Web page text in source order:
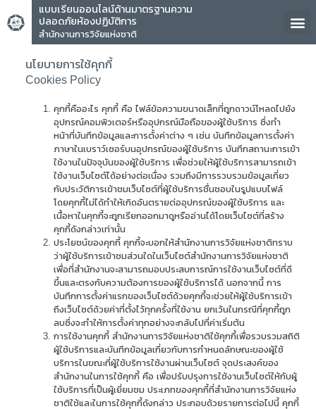
แบบเรียนออนไลน์ด้านมาตรฐานความ
ปลอดภัยห้องปฏิบัติการ
สำนักงานการวิจัยแห่งชาติ
นโยบายการใช้คุกกี้
Cookies Policy
คุกกี้คืออะไร คุกกี้ คือ ไฟล์ข้อความขนาดเล็กที่ถูกดาวน์โหลดไปยัง
อุปกรณ์คอมพิวเตอร์หรืออุปกรณ์มือถือของผู้ใช้บริการ ซึ่งทำ
หน้าที่บันทึกข้อมูลและการตั้งค่าต่าง ๆ เช่น บันทึกข้อมูลการตั้งค่า
ภาษาในเบราว์เซอร์บนอุปกรณ์ของผู้ใช้บริการ บันทึกสถานะการเข้า
ใช้งานในปัจจุบันของผู้ใช้บริการ เพื่อช่วยให้ผู้ใช้บริการสามารถเข้า
ใช้งานเว็บไซต์ได้อย่างต่อเนื่อง รวมถึงมีการรวบรวมข้อมูลเกี่ยว
กับประวัติการเข้าชมเว็บไซต์ที่ผู้ใช้บริการชื่นชอบในรูปแบบไฟล์
โดยคุกกี้ไม่ได้ทำให้เกิดอันตรายต่ออุปกรณ์ของผู้ใช้บริการ และ
เนื้อหาในคุกกี้จะถูกเรียกออกมาดูหรืออ่านได้โดยเว็บไซต์ที่สร้าง
คุกกี้ดังกล่าวเท่านั้น
ประโยชน์ของคุกกี้ คุกกี้จะบอกให้สำนักงานการวิจัยแห่งชาติทราบ
ว่าผู้ใช้บริการเข้าชมส่วนใดในเว็บไซต์สำนักงานการวิจัยแห่งชาติ
เพื่อที่สำนักงานจะสามารถมอบประสบการณ์การใช้งานเว็บไซต์ที่ดี
ขึ้นและตรงกับความต้องการของผู้ใช้บริการได้ นอกจากนี้ การ
บันทึกการตั้งค่าแรกของเว็บไซต์ด้วยคุกกี้จะช่วยให้ผู้ใช้บริการเข้า
ถึงเว็บไซต์ด้วยค่าที่ตั้งไว้ทุกครั้งที่ใช้งาน ยกเว้นในกรณีที่คุกกี้ถูก
ลบซึ่งจะทำให้การตั้งค่าทุกอย่างจะกลับไปที่ค่าเริ่มต้น
การใช้งานคุกกี้ สำนักงานการวิจัยแห่งชาติใช้คุกกี้เพื่อรวบรวมสถิติ
ผู้ใช้บริการและบันทึกข้อมูลเกี่ยวกับการกำหนดลักษณะของผู้ใช้
บริการในขณะที่ผู้ใช้บริการใช้งานผ่านเว็บไซต์ จุดประสงค์ของ
สำนักงานในการใช้คุกกี้ คือ เพื่อปรับปรุงการใช้งานเว็บไซต์ให้กับผู้
ใช้บริการที่เป็นผู้เยี่ยมชม ประเภทของคุกกี้ที่สำนักงานการวิจัยแห่ง
ชาติใช้และในการใช้คุกกี้ดังกล่าว ประกอบด้วยรายการต่อไปนี้ คุกกี้